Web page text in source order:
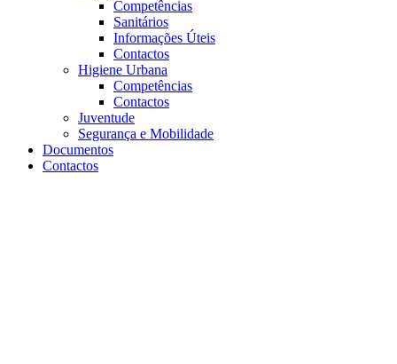
Competências
Sanitários
Informações Úteis
Contactos
Higiene Urbana
Competências
Contactos
Juventude
Segurança e Mobilidade
Documentos
Contactos